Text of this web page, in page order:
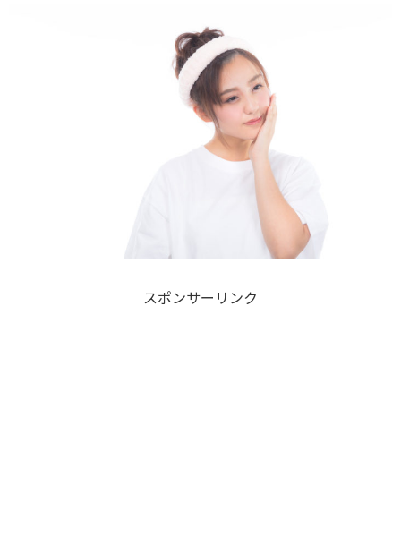
スポンサーリンク